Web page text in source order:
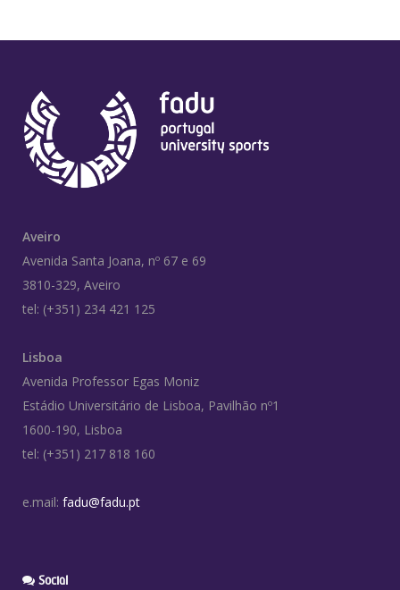
Aveiro
Avenida Santa Joana, nº 67 e 69
3810-329, Aveiro
tel: (+351) 234 421 125
Lisboa
Avenida Professor Egas Moniz
Estádio Universitário de Lisboa, Pavilhão nº1
1600-190, Lisboa
tel: (+351) 217 818 160
e.mail: fadu@fadu.pt
Social